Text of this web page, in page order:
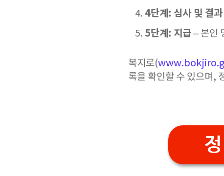
4단계: 심사 및 결
5단계: 지급– 본인
복지로(
록을 확인할 수 있으며,